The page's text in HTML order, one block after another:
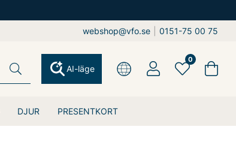
webshop@vfo.se 0151-75 00 75
DJUR PRESENTKORT
AI-läge
0